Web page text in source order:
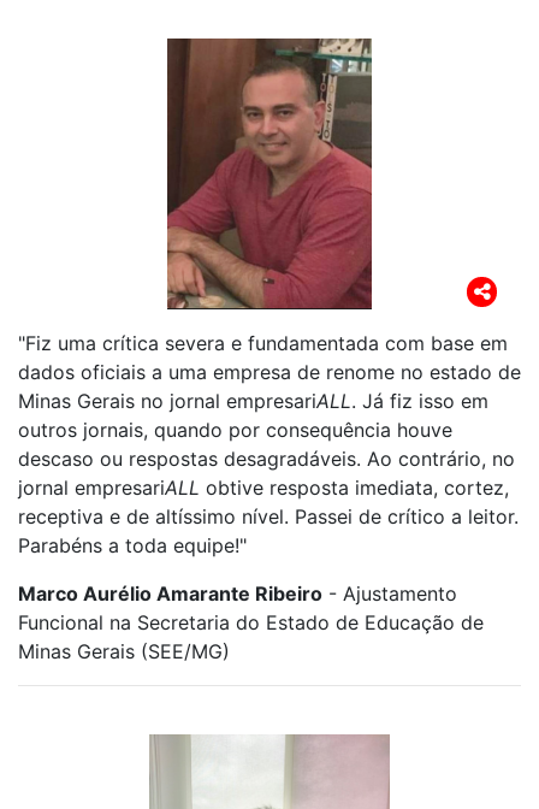
"Fiz uma crítica severa e fundamentada com base em
dados oficiais a uma empresa de renome no estado de
Minas Gerais no jornal empresariALL. Já fiz isso em
outros jornais, quando por consequência houve
descaso ou respostas desagradáveis. Ao contrário, no
jornal empresariALL obtive resposta imediata, cortez,
receptiva e de altíssimo nível. Passei de crítico a leitor.
Parabéns a toda equipe!"
Marco Aurélio Amarante Ribeiro - Ajustamento
Funcional na Secretaria do Estado de Educação de
Minas Gerais (SEE/MG)